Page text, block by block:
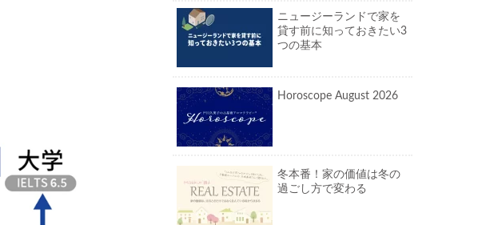
ニュージーランドで家を
貸す前に知っておきたい3
つの基本
Horoscope August 2026
冬本番！家の価値は冬の
過ごし方で変わる